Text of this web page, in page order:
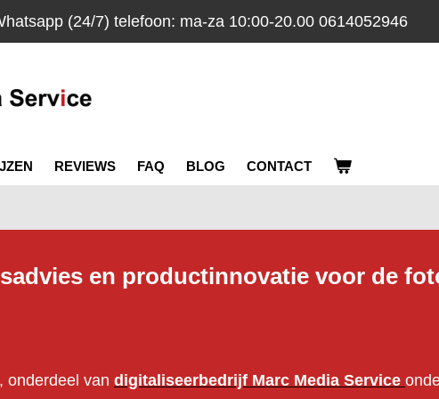
(24/7) telefoon: ma-za 10:00-20.00 0614052946
REVIEWS FAQ BLOG CONTACT
en productinnovatie voor de
onderdeel van digitaliseerbedrijf Marc Media Service